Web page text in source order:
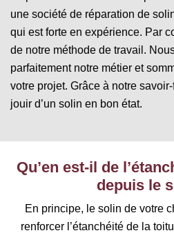
une société de réparation de
qui est forte en expérience. Par
de notre méthode de travail.
parfaitement notre métier et
votre projet. Grâce à notre
jouir d’un solin en bon état.
Qu’en est-il de
depuis le
En principe, le solin de votre
renforcer l’étanchéité de la